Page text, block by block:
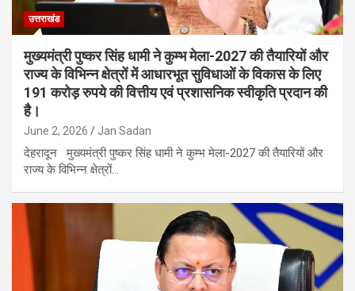
उत्तराखंड
मुख्यमंत्री पुष्कर सिंह धामी ने कुम्भ मेला-2027 की तैयारियों और
राज्य के विभिन्न क्षेत्रों में आधारभूत सुविधाओं के विकास के लिए
191 करोड़ रुपये की वित्तीय एवं प्रशासनिक स्वीकृति प्रदान की
है।
June 2, 2026 Jan Sadan
देहरादून मुख्यमंत्री पुष्कर सिंह धामी ने कुम्भ मेला-2027 की तैयारियों और
राज्य के विभिन्न क्षेत्रों…